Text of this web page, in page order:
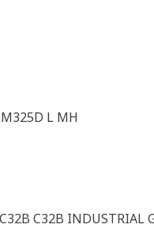
L MH
C32B INDUSTRIAL